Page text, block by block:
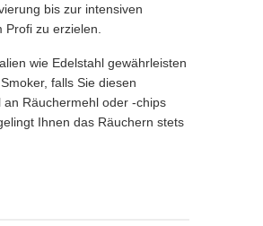
bis zur intensiven
zu erzielen.
wie Edelstahl gewährleisten
falls Sie diesen
Räuchermehl oder -chips
Ihnen das Räuchern stets